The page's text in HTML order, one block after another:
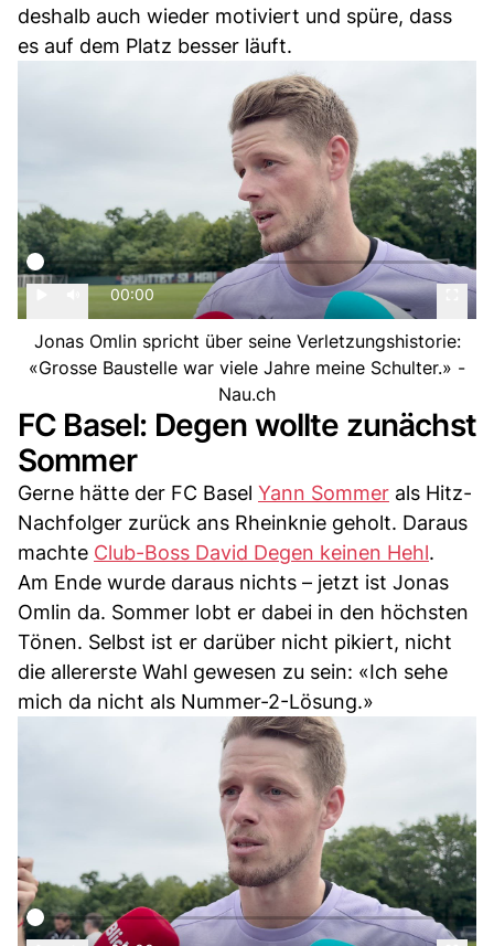
deshalb auch wieder motiviert und spüre, dass
es auf dem Platz besser läuft.
00:00
Jonas Omlin spricht über seine Verletzungshistorie:
«Grosse Baustelle war viele Jahre meine Schulter.» -
Nau.ch
FC Basel: Degen wollte zunächst
Sommer
Gerne hätte der FC Basel Yann Sommer als Hitz-
Nachfolger zurück ans Rheinknie geholt. Daraus
machte Club-Boss David Degen keinen Hehl.
Am Ende wurde daraus nichts – jetzt ist Jonas
Omlin da. Sommer lobt er dabei in den höchsten
Tönen. Selbst ist er darüber nicht pikiert, nicht
die allererste Wahl gewesen zu sein: «Ich sehe
mich da nicht als Nummer-2-Lösung.»